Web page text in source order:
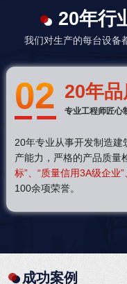
20年行
我们对生产的每台设备
02 20年
专业工程师匠心
20年专业从事开发制造
产能力，严格的产品质量
标”、“质量信用3A级企业
100余项荣誉。
成功案例